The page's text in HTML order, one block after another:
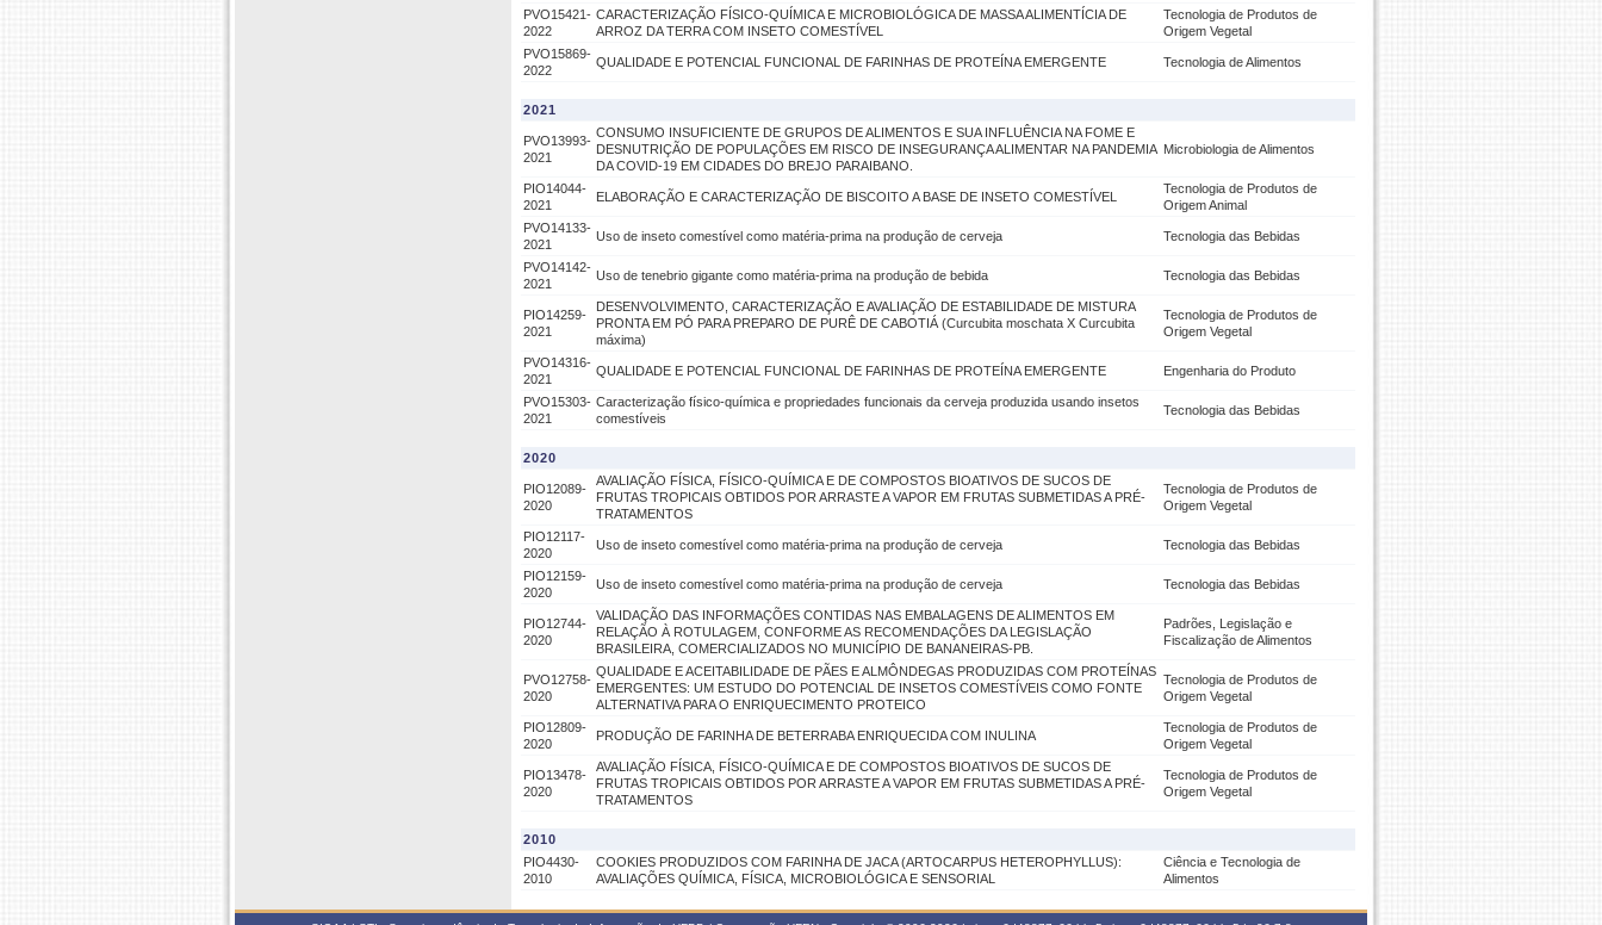
PVO15421-
2022
CARACTERIZAÇÃO FÍSICO-QUÍMICA E MICROBIOLÓGICA DE MASSA ALIMENTÍCIA DE
ARROZ DA TERRA COM INSETO COMESTÍVEL
Tecnologia de Produtos de
Origem Vegetal
PVO15869-
2022
QUALIDADE E POTENCIAL FUNCIONAL DE FARINHAS DE PROTEÍNA EMERGENTE Tecnologia de Alimentos
2021
PVO13993-
2021
CONSUMO INSUFICIENTE DE GRUPOS DE ALIMENTOS E SUA INFLUÊNCIA NA FOME E
DESNUTRIÇÃO DE POPULAÇÕES EM RISCO DE INSEGURANÇA ALIMENTAR NA PANDEMIA
DA COVID-19 EM CIDADES DO BREJO PARAIBANO.
Microbiologia de Alimentos
PIO14044-
2021
ELABORAÇÃO E CARACTERIZAÇÃO DE BISCOITO A BASE DE INSETO COMESTÍVEL
Tecnologia de Produtos de
Origem Animal
PVO14133-
2021
Uso de inseto comestível como matéria-prima na produção de cerveja Tecnologia das Bebidas
PVO14142-
2021
Uso de tenebrio gigante como matéria-prima na produção de bebida Tecnologia das Bebidas
PIO14259-
2021
DESENVOLVIMENTO, CARACTERIZAÇÃO E AVALIAÇÃO DE ESTABILIDADE DE MISTURA
PRONTA EM PÓ PARA PREPARO DE PURÊ DE CABOTIÁ (Curcubita moschata X Curcubita
máxima)
Tecnologia de Produtos de
Origem Vegetal
PVO14316-
2021
QUALIDADE E POTENCIAL FUNCIONAL DE FARINHAS DE PROTEÍNA EMERGENTE Engenharia do Produto
PVO15303-
2021
Caracterização físico-química e propriedades funcionais da cerveja produzida usando insetos
comestíveis
Tecnologia das Bebidas
2020
PIO12089-
2020
AVALIAÇÃO FÍSICA, FÍSICO-QUÍMICA E DE COMPOSTOS BIOATIVOS DE SUCOS DE
FRUTAS TROPICAIS OBTIDOS POR ARRASTE A VAPOR EM FRUTAS SUBMETIDAS A PRÉ-
TRATAMENTOS
Tecnologia de Produtos de
Origem Vegetal
PIO12117-
2020
Uso de inseto comestível como matéria-prima na produção de cerveja Tecnologia das Bebidas
PIO12159-
2020
Uso de inseto comestível como matéria-prima na produção de cerveja Tecnologia das Bebidas
PIO12744-
2020
VALIDAÇÃO DAS INFORMAÇÕES CONTIDAS NAS EMBALAGENS DE ALIMENTOS EM
RELAÇÃO À ROTULAGEM, CONFORME AS RECOMENDAÇÕES DA LEGISLAÇÃO
BRASILEIRA, COMERCIALIZADOS NO MUNICÍPIO DE BANANEIRAS-PB.
Padrões, Legislação e
Fiscalização de Alimentos
PVO12758-
2020
QUALIDADE E ACEITABILIDADE DE PÃES E ALMÔNDEGAS PRODUZIDAS COM PROTEÍNAS
EMERGENTES: UM ESTUDO DO POTENCIAL DE INSETOS COMESTÍVEIS COMO FONTE
ALTERNATIVA PARA O ENRIQUECIMENTO PROTEICO
Tecnologia de Produtos de
Origem Vegetal
PIO12809-
2020
PRODUÇÃO DE FARINHA DE BETERRABA ENRIQUECIDA COM INULINA
Tecnologia de Produtos de
Origem Vegetal
PIO13478-
2020
AVALIAÇÃO FÍSICA, FÍSICO-QUÍMICA E DE COMPOSTOS BIOATIVOS DE SUCOS DE
FRUTAS TROPICAIS OBTIDOS POR ARRASTE A VAPOR EM FRUTAS SUBMETIDAS A PRÉ-
TRATAMENTOS
Tecnologia de Produtos de
Origem Vegetal
2010
PIO4430-
2010
COOKIES PRODUZIDOS COM FARINHA DE JACA (ARTOCARPUS HETEROPHYLLUS):
AVALIAÇÕES QUÍMICA, FÍSICA, MICROBIOLÓGICA E SENSORIAL
Ciência e Tecnologia de
Alimentos